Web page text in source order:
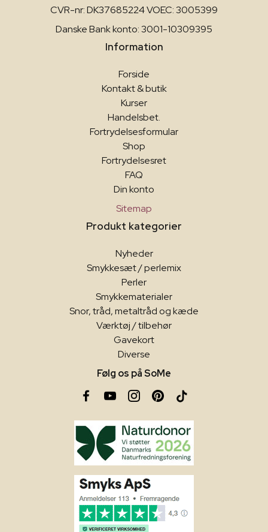
CVR-nr: DK37685224 VOEC: 3005399
Danske Bank konto: 3001-10309395
Information
Forside
Kontakt & butik
Kurser
Handelsbet.
Fortrydelsesformular
Shop
Fortrydelsesret
FAQ
Din konto
Sitemap
Produkt kategorier
Nyheder
Smykkesæt / perlemix
Perler
Smykkematerialer
Snor, tråd, metaltråd og kæde
Værktøj / tilbehør
Gavekort
Diverse
Følg os på SoMe